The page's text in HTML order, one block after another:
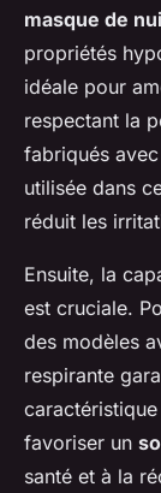
masque de
propriétés
idéale pour
respectant la
fabriqués
utilisée dans
réduit les
Ensuite, la
est cruciale.
des modèles
respirante
favoriser un
santé et à la